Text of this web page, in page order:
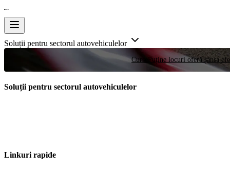
Soluții pentru sectorul autovehiculelor
Curse Puține locuri oferă șansa
Soluții pentru sectorul autovehiculelor
Linkuri rapide